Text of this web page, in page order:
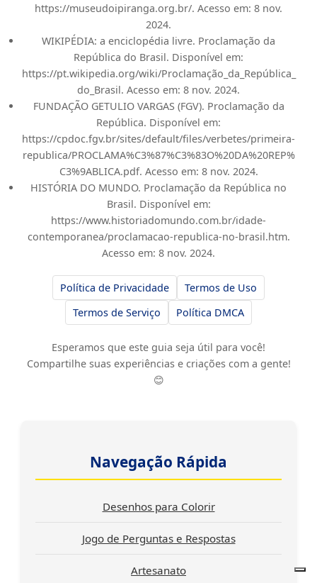
https://museudoipiranga.org.br/. Acesso em: 8 nov.
2024.
WIKIPÉDIA: a enciclopédia livre. Proclamação da
República do Brasil. Disponível em:
https://pt.wikipedia.org/wiki/Proclamação_da_República_
do_Brasil. Acesso em: 8 nov. 2024.
FUNDAÇÃO GETULIO VARGAS (FGV). Proclamação da
República. Disponível em:
https://cpdoc.fgv.br/sites/default/files/verbetes/primeira-
republica/PROCLAMA%C3%87%C3%83O%20DA%20REP%
C3%9ABLICA.pdf. Acesso em: 8 nov. 2024.
HISTÓRIA DO MUNDO. Proclamação da República no
Brasil. Disponível em:
https://www.historiadomundo.com.br/idade-
contemporanea/proclamacao-republica-no-brasil.htm.
Acesso em: 8 nov. 2024.
Política de Privacidade
Termos de Uso
Termos de Serviço
Política DMCA
Esperamos que este guia seja útil para você!
Compartilhe suas experiências e criações com a gente!
😊
Navegação Rápida
Desenhos para Colorir
Jogo de Perguntas e Respostas
Artesanato